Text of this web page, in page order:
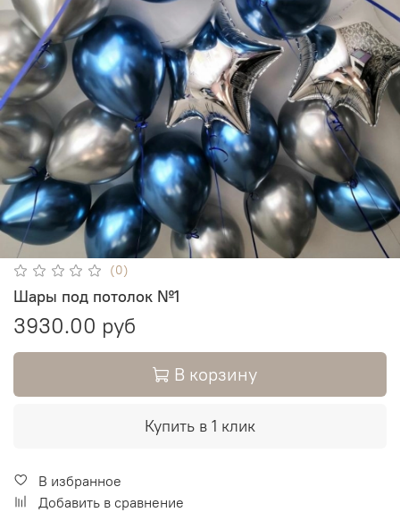
(0)
Шары под потолок №1
3930.00 руб
В корзину
Купить в 1 клик
В избранное
Добавить в сравнение